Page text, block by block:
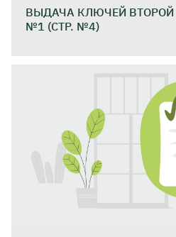
ВЫДАЧА КЛЮЧЕЙ ВТОРОЙ
№1 (СТР. №4)